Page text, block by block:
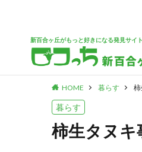
新百合ヶ丘がもっと好きになる発見サイト
HOME 暮らす
暮らす
柿生タヌキ